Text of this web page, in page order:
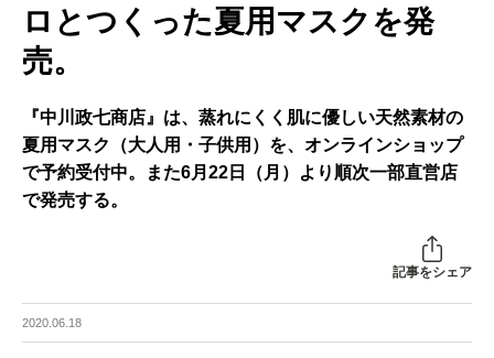
ロとつくった夏用マスクを発
売。
『中川政七商店』は、蒸れにくく肌に優しい天然素材の
夏用マスク（大人用・子供用）を、オンラインショップ
で予約受付中。また6月22日（月）より順次一部直営店
で発売する。
記事をシェア
2020.06.18